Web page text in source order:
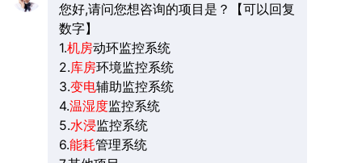
您好,请问您想咨询的项目是？【可以回复
数字】
1.机房动环监控系统
2.库房环境监控系统
3.变电辅助监控系统
4.温湿度监控系统
5.水浸监控系统
6.能耗管理系统